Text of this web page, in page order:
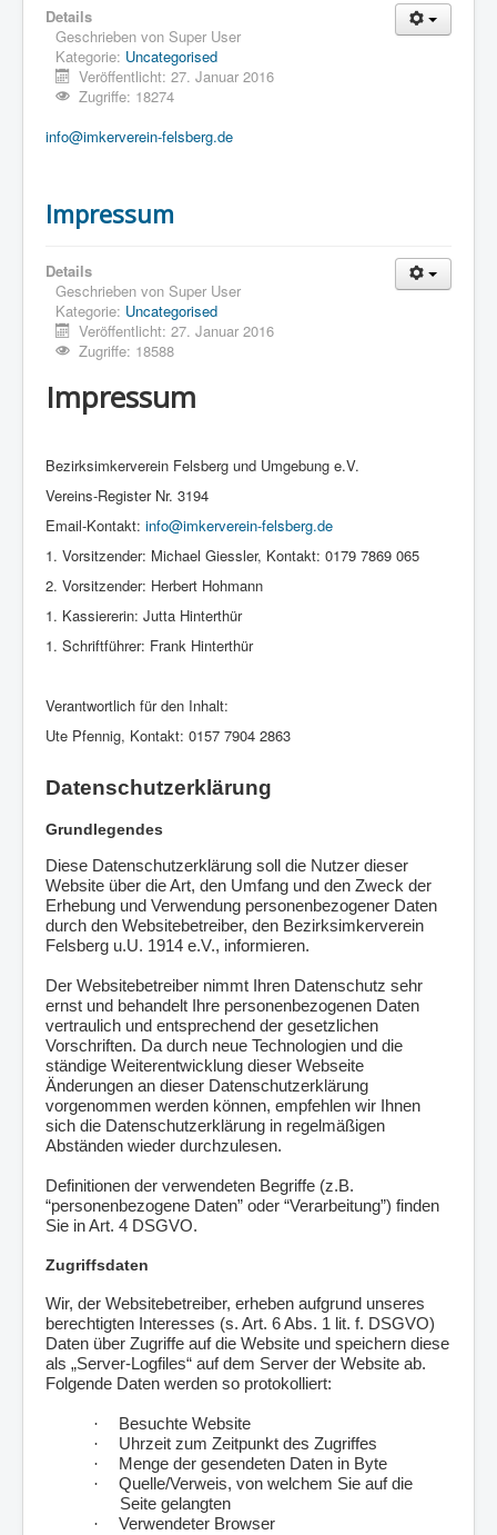
Details
Geschrieben von Super User
Kategorie: Uncategorised
Veröffentlicht: 27. Januar 2016
Zugriffe: 18274
info@imkerverein-felsberg.de
Impressum
Details
Geschrieben von Super User
Kategorie: Uncategorised
Veröffentlicht: 27. Januar 2016
Zugriffe: 18588
Impressum
Bezirksimkerverein Felsberg und Umgebung e.V.
Vereins-Register Nr. 3194
Email-Kontakt: info@imkerverein-felsberg.de
1. Vorsitzender: Michael Giessler, Kontakt: 0179 7869 065
2. Vorsitzender: Herbert Hohmann
1. Kassiererin: Jutta Hinterthür
1. Schriftführer: Frank Hinterthür
Verantwortlich für den Inhalt:
Ute Pfennig, Kontakt: 0157 7904 2863
Datenschutzerklärung
Grundlegendes
Diese Datenschutzerklärung soll die Nutzer dieser
Website über die Art, den Umfang und den Zweck der
Erhebung und Verwendung personenbezogener Daten
durch den Websitebetreiber, den Bezirksimkerverein
Felsberg u.U. 1914 e.V., informieren.
Der Websitebetreiber nimmt Ihren Datenschutz sehr
ernst und behandelt Ihre personenbezogenen Daten
vertraulich und entsprechend der gesetzlichen
Vorschriften. Da durch neue Technologien und die
ständige Weiterentwicklung dieser Webseite
Änderungen an dieser Datenschutzerklärung
vorgenommen werden können, empfehlen wir Ihnen
sich die Datenschutzerklärung in regelmäßigen
Abständen wieder durchzulesen.
Definitionen der verwendeten Begriffe (z.B.
“personenbezogene Daten” oder “Verarbeitung”) finden
Sie in Art. 4 DSGVO.
Zugriffsdaten
Wir, der Websitebetreiber, erheben aufgrund unseres
berechtigten Interesses (s. Art. 6 Abs. 1 lit. f. DSGVO)
Daten über Zugriffe auf die Website und speichern diese
als „Server-Logfiles“ auf dem Server der Website ab.
Folgende Daten werden so protokolliert:
·
Besuchte Website
·
Uhrzeit zum Zeitpunkt des Zugriffes
·
Menge der gesendeten Daten in Byte
·
Quelle/Verweis, von welchem Sie auf die
Seite gelangten
·
Verwendeter Browser